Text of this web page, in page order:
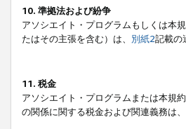
10. 準拠法および紛争
アソシエイト・プログラムもしくは本
たはその主張を含む）は、 別紙2記載の
11. 税金
アソシエイト・プログラムまたは本規
の関係に関する税金および関連義務は、